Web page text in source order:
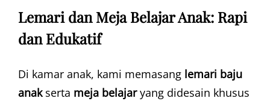
Lemari dan Meja Belajar Anak: Rapi
dan Edukatif
Di kamar anak, kami memasang lemari baju
anakserta meja belajaryang didesain khusus